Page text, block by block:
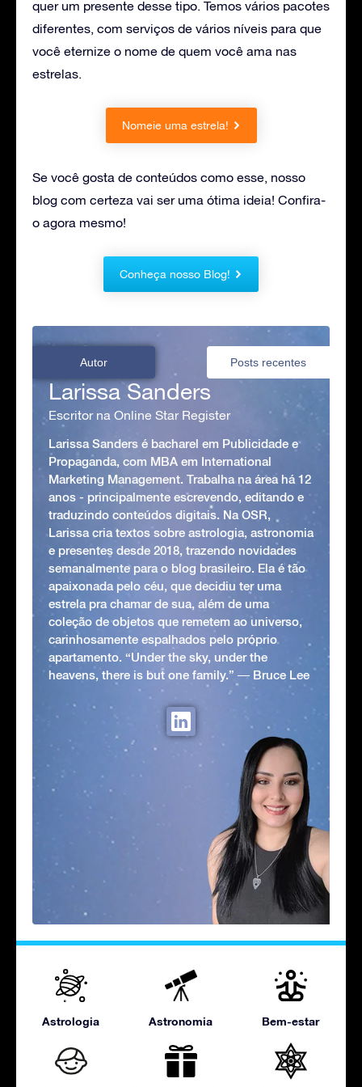
quer um presente desse tipo. Temos vários pacotes
diferentes, com serviços de vários níveis para que
você eternize o nome de quem você ama nas
estrelas.
Nomeie uma estrela!
Se você gosta de conteúdos como esse, nosso
blog com certeza vai ser uma ótima ideia! Confira-
o agora mesmo!
Conheça nosso Blog!
Autor Posts recentes
Larissa Sanders
Escritor na Online Star Register
Larissa Sanders é bacharel em Publicidade e
Propaganda, com MBA em International
Marketing Management. Trabalha na área há 12
anos - principalmente escrevendo, editando e
traduzindo conteúdos digitais. Na OSR,
Larissa cria textos sobre astrologia, astronomia
e presentes desde 2018, trazendo novidades
semanalmente para o blog brasileiro. Ela é tão
apaixonada pelo céu, que decidiu ter uma
estrela pra chamar de sua, além de uma
coleção de objetos que remetem ao universo,
carinhosamente espalhados pelo próprio
apartamento. “Under the sky, under the
heavens, there is but one family.” ― Bruce Lee
Astrologia Astronomia Bem-estar